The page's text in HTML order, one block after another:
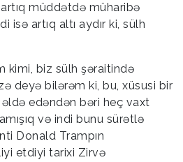
müddətdə müharibə
isə artıq altı aydır ki, sülh
kimi, biz sülh şəraitində
deyə bilərəm ki, bu, xüsusi bir
edəndən bəri heç vaxt
və indi bunu sürətlə
Donald Trampın
etdiyi tarixi Zirvə